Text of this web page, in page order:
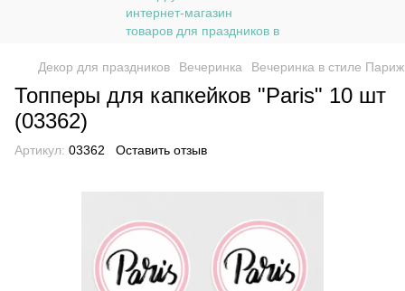
Декор для праздников Вечеринка Вечеринка в стиле Париж
Топперы для капкейков "Paris" 10 шт
(03362)
Артикул: 03362 Оставить отзыв